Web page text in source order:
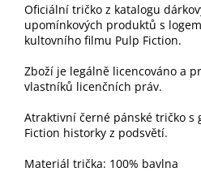
Oficiální tričko z katalogu
upomínkových produktů s
kultovního filmu Pulp Fiction.
Zboží je legálně licencováno a
vlastníků licenčních práv.
Atraktivní černé pánské tričko s
Fiction historky z podsvětí.
Materiál trička: 100% bavlna